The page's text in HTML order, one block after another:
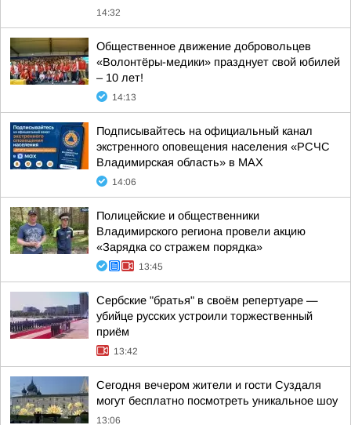
14:32
Общественное движение добровольцев
«Волонтёры-медики» празднует свой юбилей
– 10 лет!
14:13
Подписывайтесь на официальный канал
экстренного оповещения населения «РСЧС
Владимирская область» в МАХ
14:06
Полицейские и общественники
Владимирского региона провели акцию
«Зарядка со стражем порядка»
13:45
Сербские "братья" в своём репертуаре —
убийце русских устроили торжественный
приём
13:42
Сегодня вечером жители и гости Суздаля
могут бесплатно посмотреть уникальное шоу
13:06